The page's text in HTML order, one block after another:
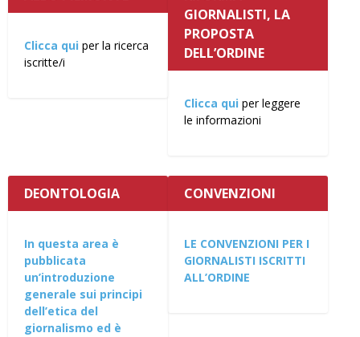
Clicca qui per la ricerca
iscritte/i
GIORNALISTI, LA
PROPOSTA
DELL’ORDINE
Clicca qui per leggere
le informazioni
DEONTOLOGIA
In questa area è
pubblicata
un’introduzione
generale sui principi
dell’etica del
giornalismo ed è
CONVENZIONI
LE CONVENZIONI PER I
GIORNALISTI ISCRITTI
ALL’ORDINE